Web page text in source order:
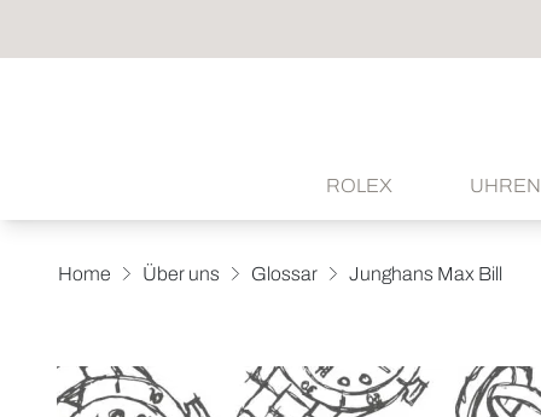
ROLEX UHREN
Home Über uns Glossar Junghans Max Bill